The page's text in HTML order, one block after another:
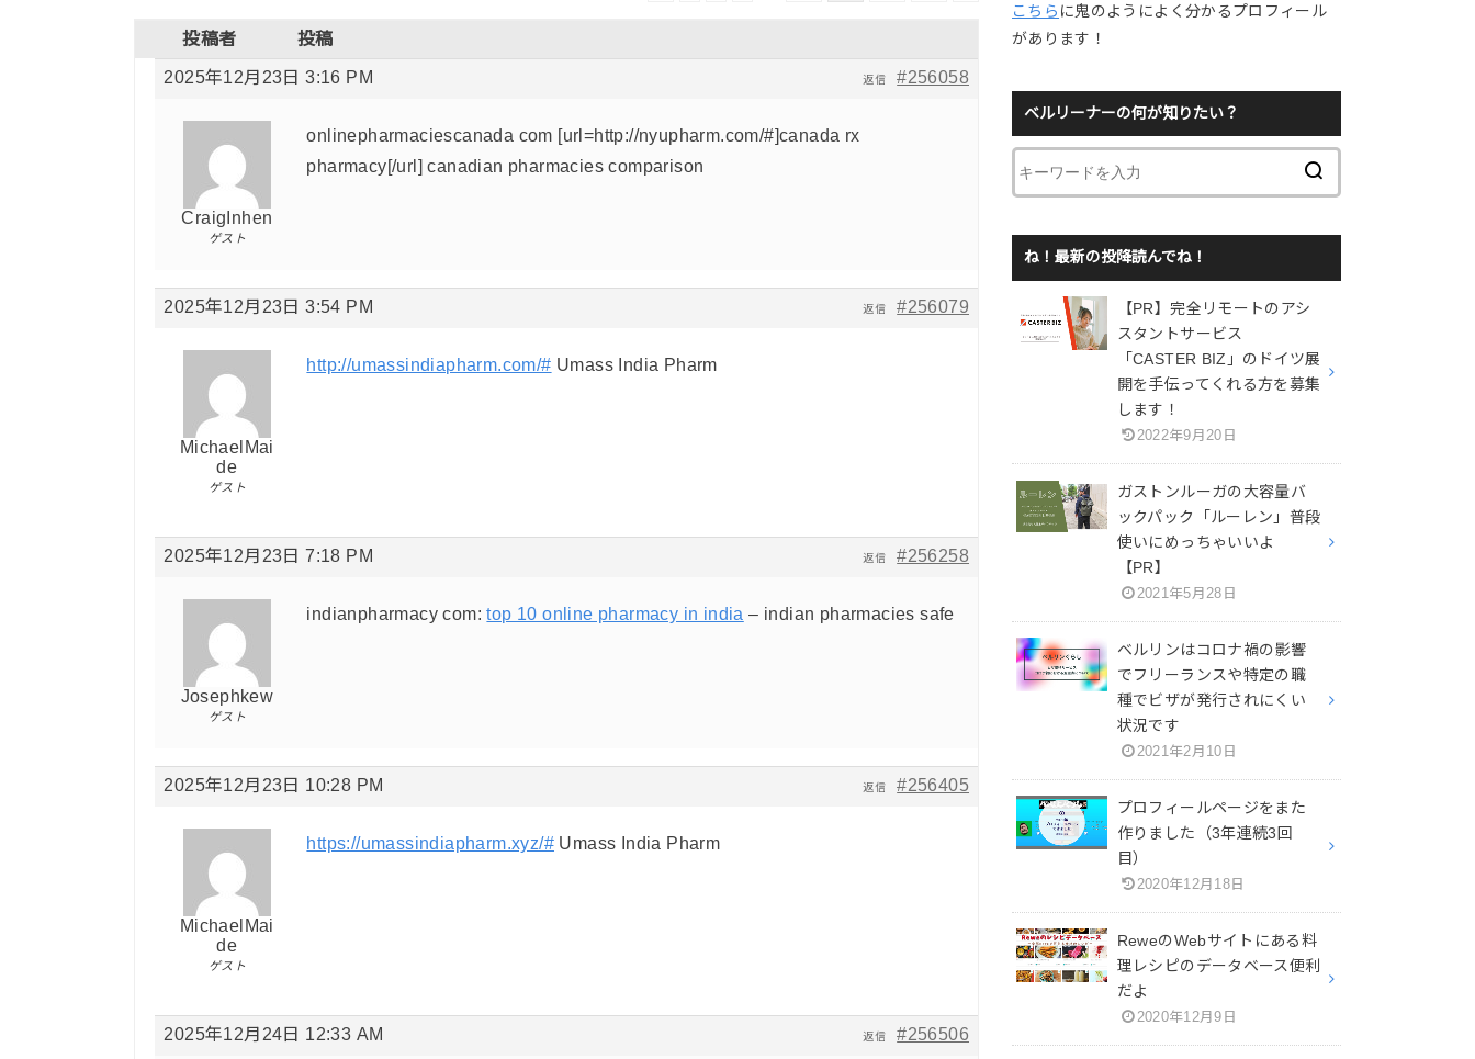
投稿者 投稿
2025年12月23日 3:16 PM #256058
返信
CraigInhen
ゲスト
onlinepharmaciescanada com [url=http://nyupharm.com/#]canada rx
pharmacy[/url] canadian pharmacies comparison
2025年12月23日 3:54 PM #256079
返信
MichaelMai
de
ゲスト
http://umassindiapharm.com/# Umass India Pharm
2025年12月23日 7:18 PM #256258
返信
Josephkew
ゲスト
indianpharmacy com:top 10 online pharmacy in india – indian pharmacies safe
2025年12月23日 10:28 PM #256405
返信
MichaelMai
de
ゲスト
https://umassindiapharm.xyz/# Umass India Pharm
2025年12月24日 12:33 AM #256506
返信
こちら に鬼のようによく分かるプロフィール
があります！
ベルリーナーの何が知りたい？
ね！最新の投降読んでね！
【PR】完全リモートのアシ
スタントサービス
「CASTER BIZ」のドイツ展
開を手伝ってくれる方を募集
します！
2022年9月20日
ガストンルーガの大容量バ
ックパック「ルーレン」普段
使いにめっちゃいいよ
【PR】
2021年5月28日
ベルリンはコロナ禍の影響
でフリーランスや特定の職
種でビザが発行されにくい
状況です
2021年2月10日
プロフィールページをまた
作りました（3年連続3回
目）
2020年12月18日
ReweのWebサイトにある料
理レシピのデータベース便利
だよ
2020年12月9日